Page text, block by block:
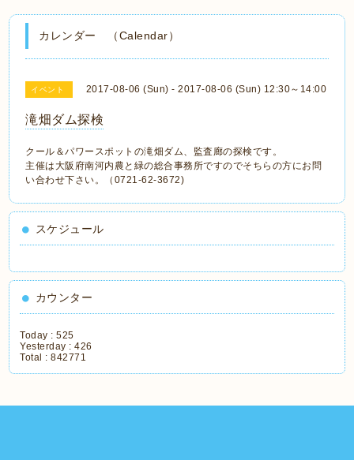
カレンダー （Calendar）
イベント 2017-08-06 (Sun) - 2017-08-06 (Sun) 12:30～14:00
滝畑ダム探検
クール＆パワースポットの滝畑ダム、監査廊の探検です。
主催は大阪府南河内農と緑の総合事務所ですのでそちらの方にお問
い合わせ下さい。（0721-62-3672)
スケジュール
カウンター
Today :525
Yesterday :426
Total :842771